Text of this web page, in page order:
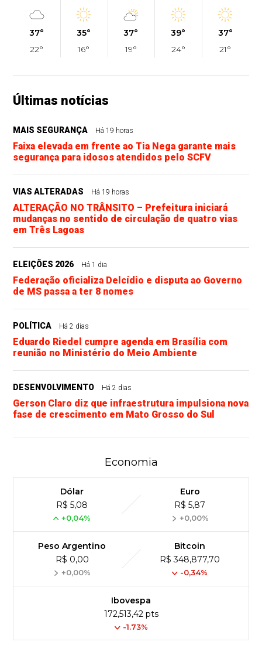
37°
22°
35°
16°
37°
19°
39°
24°
37°
21°
Últimas notícias
MAIS SEGURANÇA Há 19 horas
Faixa elevada em frente ao Tia Nega garante mais
segurança para idosos atendidos pelo SCFV
VIAS ALTERADAS Há 19 horas
ALTERAÇÃO NO TRÂNSITO – Prefeitura iniciará
mudanças no sentido de circulação de quatro vias
em Três Lagoas
ELEIÇÕES 2026 Há 1 dia
Federação oficializa Delcídio e disputa ao Governo
de MS passa a ter 8 nomes
POLÍTICA Há 2 dias
Eduardo Riedel cumpre agenda em Brasília com
reunião no Ministério do Meio Ambiente
DESENVOLVIMENTO Há 2 dias
Gerson Claro diz que infraestrutura impulsiona nova
fase de crescimento em Mato Grosso do Sul
Economia
Dólar
R$ 5,08
+0,04%
Euro
R$ 5,87
+0,00%
Peso Argentino
R$ 0,00
+0,00%
Bitcoin
R$ 348,877,70
-0,34%
Ibovespa
172,513,42 pts
-1.73%